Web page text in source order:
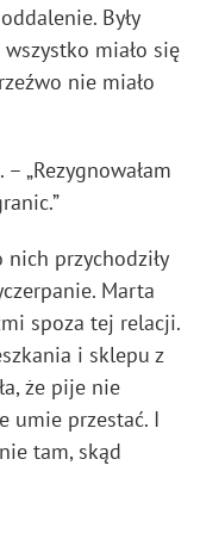
Były
miało się
nie miało
„Rezygnowałam
nich przychodziły
Marta
spoza tej relacji.
i sklepu z
że pije nie
umie przestać. I
tam, skąd